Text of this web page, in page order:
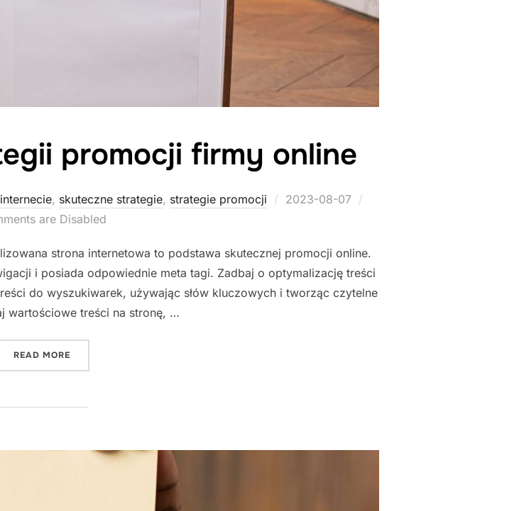
promocji firmy online
, skuteczne strategie, strategie promocji
Posted
2023-08-07
are Disabled
strona internetowa to podstawa skutecznej promocji online.
i posiada odpowiednie meta tagi. Zadbaj o optymalizację treści
do wyszukiwarek, używając słów kluczowych i tworząc czytelne
wartościowe treści na stronę, …
READ MORE